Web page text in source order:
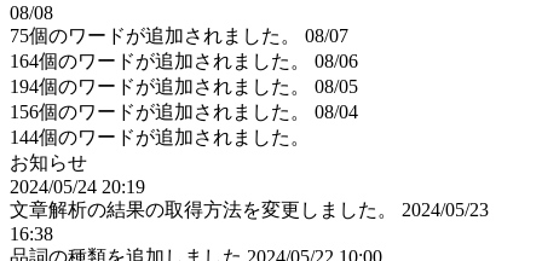
08/08
75個のワードが追加されました。
08/07
164個のワードが追加されました。
08/06
194個のワードが追加されました。
08/05
156個のワードが追加されました。
08/04
144個のワードが追加されました。
お知らせ
2024/05/24 20:19
文章解析の結果の取得方法を変更しました。
2024/05/23
16:38
品詞の種類を追加しました 2024/05/22 10:00